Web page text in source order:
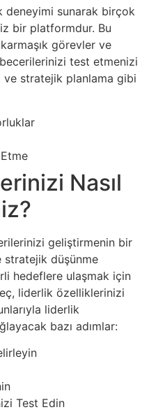
deneyimi sunarak birçok
bir platformdur. Bu
görevler ve
test etmenizi
stratejik planlama gibi
Nasıl
geliştirmenin bir
stratejik düşünme
hedeflere ulaşmak için
liderlik özelliklerinizi
liderlik
bazı adımlar:
Test Edin